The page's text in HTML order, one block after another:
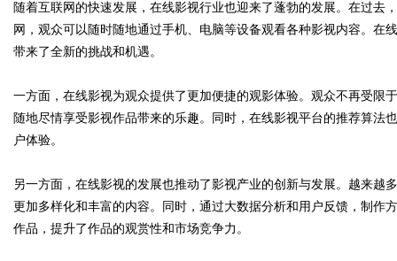
uz
!
随着互联网的快速发展，在线影视行业也迎来了蓬勃的发展。在过去
网，观众可以随时随地通过手机、电脑等设备观看各种影视内容。在
带来了全新的挑战和机遇。
一方面，在线影视为观众提供了更加便捷的观影体验。观众不再受限
随地尽情享受影视作品带来的乐趣。同时，在线影视平台的推荐算法
户体验。
另一方面，在线影视的发展也推动了影视产业的创新与发展。越来越
更加多样化和丰富的内容。同时，通过大数据分析和用户反馈，制作
作品，提升了作品的观赏性和市场竞争力。